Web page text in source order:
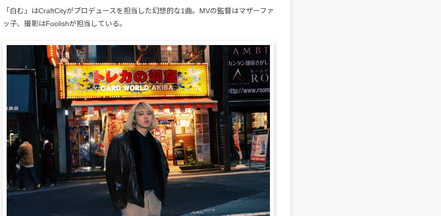
「白む」はCraftCityがプロデュースを担当した幻想的な1曲。MVの監督はマザーファ
ッ子、撮影はFoolishが担当している。